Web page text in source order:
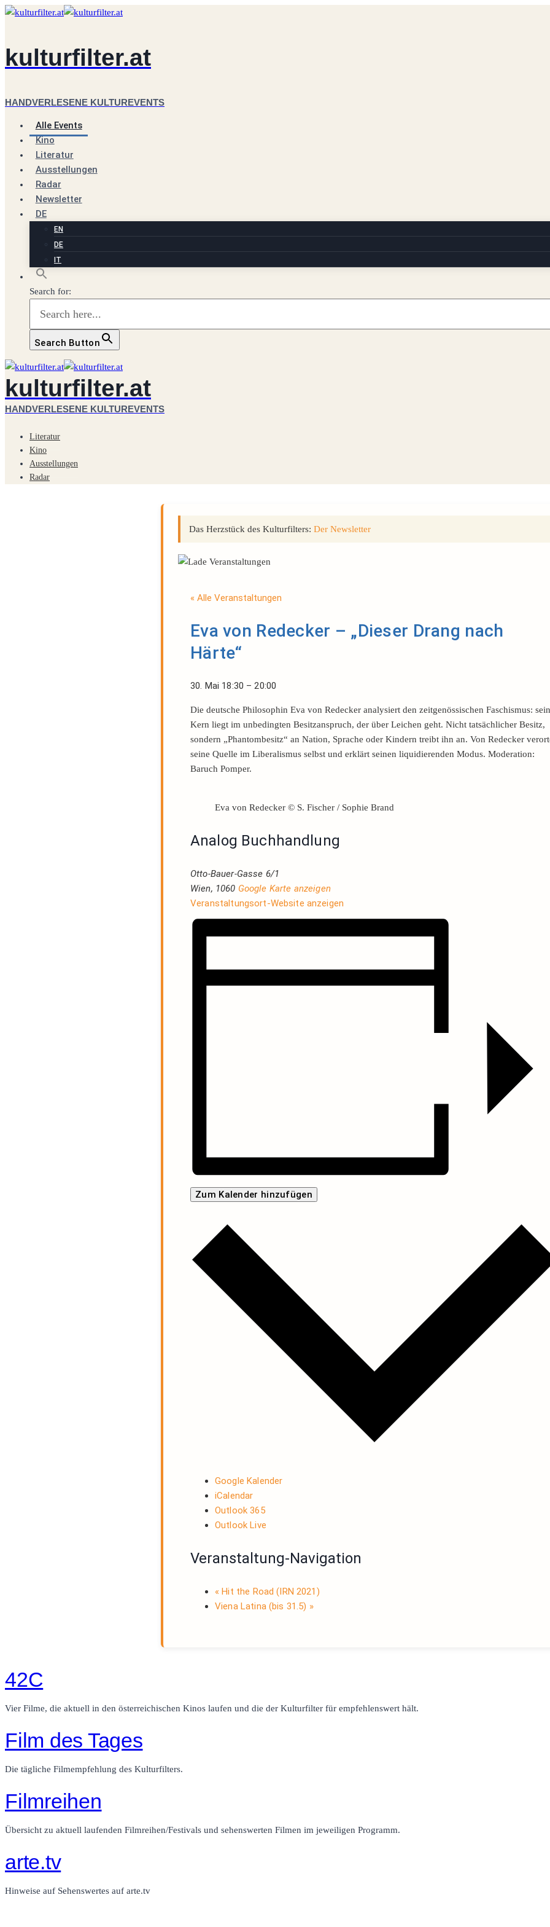
Zum
kulturfilter.at
HANDVERLESENE KULTUREVENTS
Alle Events
Kino
Literatur
Ausstellungen
Radar
Newsletter
DE
EN
DE
IT
Search for:
Search Button
kulturfilter.at
HANDVERLESENE KULTUREVENTS
Literatur
Kino
Ausstellungen
Radar
Das Herzstück des Kulturfilters: Der Newsletter
« Alle Veranstaltungen
Eva von Redecker – „Dieser Drang nach
Härte“
30. Mai 18:30 –20:00
Die deutsche Philosophin Eva von Redecker analysiert den zeitgenössischen Faschismus: sein
Kern liegt im unbedingten Besitzanspruch, der über Leichen geht. Nicht tatsächlicher Besitz,
sondern „Phantombesitz“ an Nation, Sprache oder Kindern treibt ihn an. Von Redecker
seine Quelle im Liberalismus selbst und erklärt seinen liquidierenden Modus. Moderation:
Baruch Pomper.
Eva von Redecker © S. Fischer / Sophie Brand
Analog Buchhandlung
Otto-Bauer-Gasse 6/1
Wien, 1060 Google Karte anzeigen
Veranstaltungsort-Website anzeigen
Zum Kalender hinzufügen
Google Kalender
iCalendar
Outlook 365
Outlook Live
Veranstaltung-Navigation
« Hit the Road (IRN 2021)
Viena Latina (bis 31.5) »
42C
Vier Filme, die aktuell in den österreichischen Kinos laufen und die der Kulturfilter für empfehlenswert hält.
Film des Tages
Die tägliche Filmempfehlung des Kulturfilters.
Filmreihen
Übersicht zu aktuell laufenden Filmreihen/Festivals und sehenswerten Filmen im jeweiligen Programm.
arte.tv
Hinweise auf Sehenswertes auf arte.tv